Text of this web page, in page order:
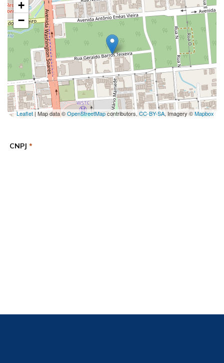
+
−
Leaflet| Map data ©OpenStreetMapcontributors, CC-BY-SA, Imagery ©Mapbox
CNPJ *